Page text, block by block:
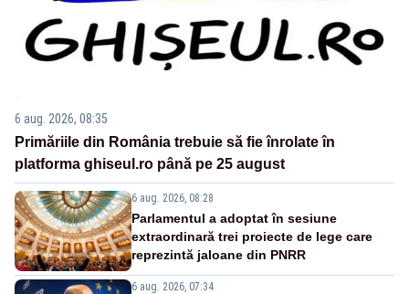
6 aug. 2026, 08:35
Primăriile din România trebuie să fie înrolate în
platforma ghiseul.ro până pe 25 august
6 aug. 2026, 08:28
Parlamentul a adoptat în sesiune
extraordinară trei proiecte de lege care
reprezintă jaloane din PNRR
6 aug. 2026, 07:34